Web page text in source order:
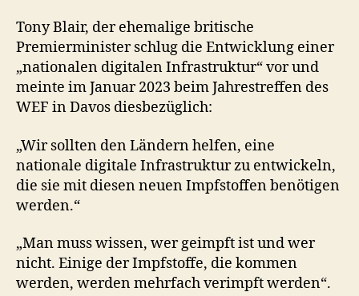
Tony Blair, der ehemalige britische
Premierminister schlug die Entwicklung einer
„nationalen digitalen Infrastruktur“ vor und
meinte im Januar 2023 beim Jahrestreffen des
WEF in Davos diesbezüglich:
„Wir sollten den Ländern helfen, eine
nationale digitale Infrastruktur zu entwickeln,
die sie mit diesen neuen Impfstoffen benötigen
werden.“
„Man muss wissen, wer geimpft ist und wer
nicht. Einige der Impfstoffe, die kommen
werden, werden mehrfach verimpft werden“.